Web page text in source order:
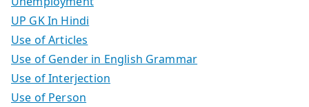
UP GK In Hindi
Use of Articles
Use of Gender in English Grammar
Use of Interjection
Use of Person